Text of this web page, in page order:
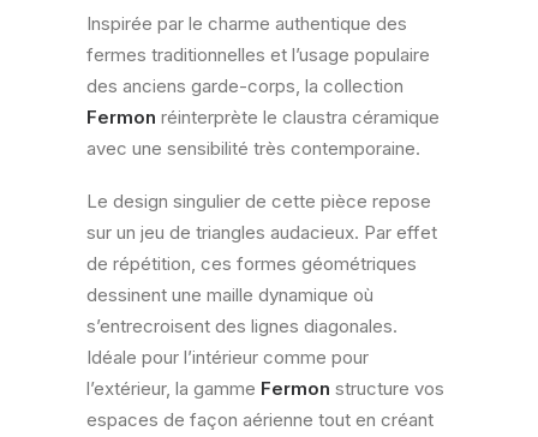
Inspirée par le charme authentique des
fermes traditionnelles et l’usage populaire
des anciens garde-corps, la collection
Fermon réinterprète le claustra céramique
avec une sensibilité très contemporaine.
Le design singulier de cette pièce repose
sur un jeu de triangles audacieux. Par effet
de répétition, ces formes géométriques
dessinent une maille dynamique où
s’entrecroisent des lignes diagonales.
Idéale pour l’intérieur comme pour
l’extérieur, la gamme Fermon structure vos
espaces de façon aérienne tout en créant